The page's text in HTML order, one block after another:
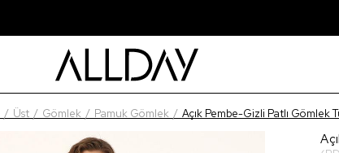
Üst Gömlek Pamuk Gömlek Açık Pembe-Gizli Patlı Gömlek